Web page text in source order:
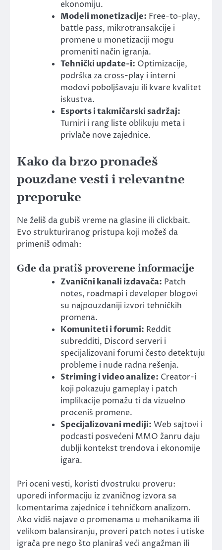
ekonomiju.
Modeli monetizacije: Free-to-play,
battle pass, mikrotransakcije i
promene u monetizaciji mogu
promeniti način igranja.
Tehnički update-i: Optimizacije,
podrška za cross-play i interni
modovi poboljšavaju ili kvare kvalitet
iskustva.
Esports i takmičarski sadržaj:
Turniri i rang liste oblikuju meta i
privlače nove zajednice.
Kako da brzo pronađeš
pouzdane vesti i relevantne
preporuke
Ne želiš da gubiš vreme na glasine ili clickbait.
Evo strukturiranog pristupa koji možeš da
primeniš odmah:
Gde da pratiš proverene informacije
Zvanični kanali izdavača: Patch
notes, roadmapi i developer blogovi
su najpouzdaniji izvori tehničkih
promena.
Komuniteti i forumi: Reddit
subredditi, Discord serveri i
specijalizovani forumi često detektuju
probleme i nude radna rešenja.
Striming i video analize: Creator-i
koji pokazuju gameplay i patch
implikacije pomažu ti da vizuelno
proceniš promene.
Specijalizovani mediji: Web sajtovi i
podcasti posvećeni MMO žanru daju
dublji kontekst trendova i ekonomije
igara.
Pri oceni vesti, koristi dvostruku proveru:
uporedi informaciju iz zvaničnog izvora sa
komentarima zajednice i tehničkom analizom.
Ako vidiš najave o promenama u mehanikama ili
velikom balansiranju, proveri patch notes i utiske
igrača pre nego što planiraš veći angažman ili